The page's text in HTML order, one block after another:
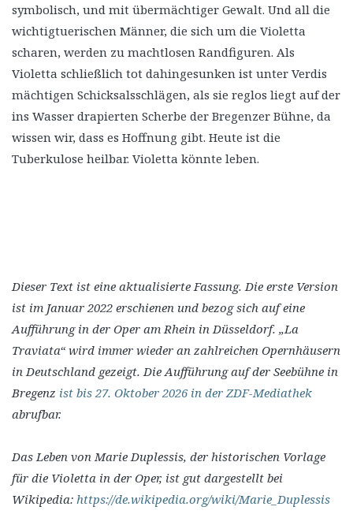
symbolisch, und mit übermächtiger Gewalt. Und all die
wichtigtuerischen Männer, die sich um die Violetta
scharen, werden zu machtlosen Randfiguren. Als
Violetta schließlich tot dahingesunken ist unter Verdis
mächtigen Schicksalsschlägen, als sie reglos liegt auf der
ins Wasser drapierten Scherbe der Bregenzer Bühne, da
wissen wir, dass es Hoffnung gibt. Heute ist die
Tuberkulose heilbar. Violetta könnte leben.
Dieser Text ist eine aktualisierte Fassung. Die erste Version
ist im Januar 2022 erschienen und bezog sich auf eine
Aufführung in der Oper am Rhein in Düsseldorf. „La
Traviata“ wird immer wieder an zahlreichen Opernhäusern
in Deutschland gezeigt. Die Aufführung auf der Seebühne in
Bregenz ist bis 27. Oktober 2026 in der ZDF-Mediathek
abrufbar.
Das Leben von Marie Duplessis, der historischen Vorlage
für die Violetta in der Oper, ist gut dargestellt bei
Wikipedia: https://de.wikipedia.org/wiki/Marie_Duplessis